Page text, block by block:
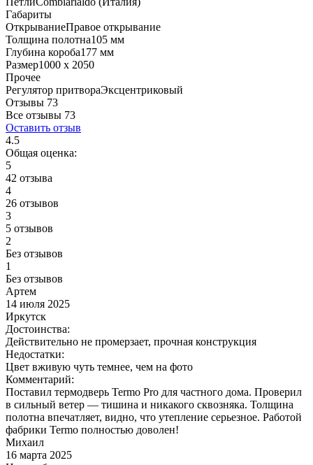
Габариты
ОткрываниеПравое открывание
Толщина полотна105 мм
Глубина короба177 мм
Размер1000 x 2050
Прочее
Регулятор притвораЭксцентриковый
Отзывы 73
Все отзывы 73
Оставить отзыв
4.5
Общая оценка:
5
42 отзыва
4
26 отзывов
3
5 отзывов
2
Без отзывов
1
Без отзывов
Артем
14 июля 2025
Иркутск
Достоинства:
Действительно не промерзает, прочная конструкция
Недостатки:
Цвет вживую чуть темнее, чем на фото
Комментарий:
Поставил термодверь Termo Pro для частного дома. Проверил
в сильный ветер — тишина и никакого сквозняка. Толщина
полотна впечатляет, видно, что утепление серьезное. Работой
фабрики Termo полностью доволен!
Михаил
16 марта 2025